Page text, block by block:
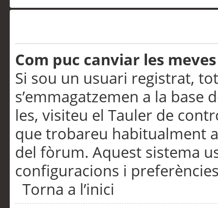
Com puc canviar les
Si sou un usuari registrat,
s’emmagatzemen a la
les, visiteu el Tauler de
que trobareu habitualment
del fòrum. Aquest sistema
configuracions i
Torna a l’inici